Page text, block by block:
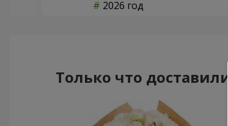
2026 год
Только что доставили